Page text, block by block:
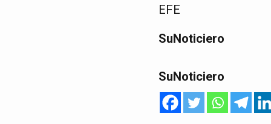
EFE
SuNoticiero
SuNoticiero